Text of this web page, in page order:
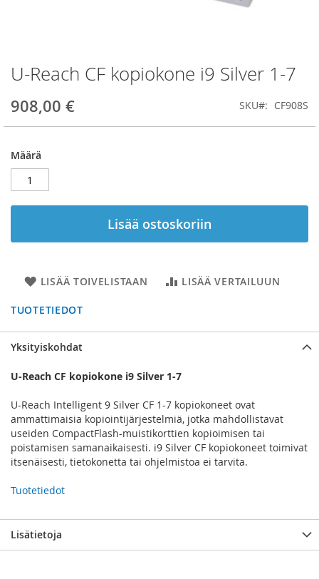
U-Reach CF kopiokone i9 Silver 1-7
908,00 € SKU CF908S
Määrä
Lisää ostoskoriin
LISÄÄ TOIVELISTAAN LISÄÄ VERTAILUUN
TUOTETIEDOT
Skip
to
the
beginning
of
images
gallery
Yksityiskohdat
U-Reach CF kopiokone i9 Silver 1-7
U-Reach Intelligent 9 Silver CF 1-7 kopiokoneet ovat
ammattimaisia kopiointijärjestelmiä, jotka mahdollistavat
useiden CompactFlash-muistikorttien kopioimisen tai
poistamisen samanaikaisesti. i9 Silver CF kopiokoneet toimivat
itsenäisesti, tietokonetta tai ohjelmistoa ei tarvita.
Tuotetiedot
Lisätietoja